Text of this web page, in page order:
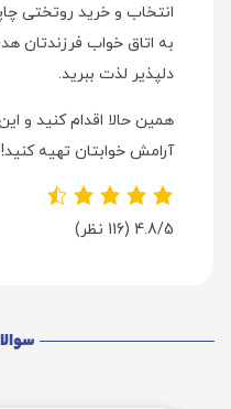
انتخاب و خرید روتختی
به اتاق خواب فرزندتان
دلپذیر لذت ببرید.
همین حالا اقدام کنید و
آرامش خوابتان تهیه کنید!
4.8/5 (116 نظر)